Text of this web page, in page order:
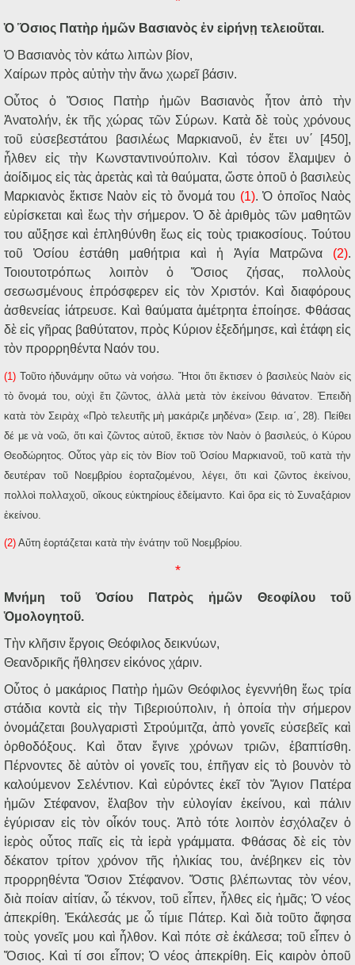
Ὁ Ὅσιος Πατὴρ ἡμῶν Βασιανὸς ἐν εἰρήνῃ τελειοῦται.
Ὁ Βασιανὸς τὸν κάτω λιπὼν βίον,
Χαίρων πρὸς αὐτὴν τὴν ἄνω χωρεῖ βάσιν.
Οὗτος ὁ Ὅσιος Πατὴρ ἡμῶν Βασιανὸς ἦτον ἀπὸ τὴν
Ἀνατολήν, ἐκ τῆς χώρας τῶν Σύρων. Κατὰ δὲ τοὺς χρόνους
τοῦ εὐσεβεστάτου βασιλέως Μαρκιανοῦ, ἐν ἔτει υν΄ [450],
ἦλθεν εἰς τὴν Κωνσταντινούπολιν. Καὶ τόσον ἔλαμψεν ὁ
ἀοίδιμος εἰς τὰς ἀρετὰς καὶ τὰ θαύματα, ὥστε ὁποῦ ὁ βασιλεὺς
Μαρκιανὸς ἔκτισε Ναὸν εἰς τὸ ὄνομά του (1). Ὁ ὁποῖος Ναὸς
εὑρίσκεται καὶ ἕως τὴν σήμερον. Ὁ δὲ ἀριθμὸς τῶν μαθητῶν
του αὔξησε καὶ ἐπληθύνθη ἕως εἰς τοὺς τριακοσίους. Τούτου
τοῦ Ὁσίου ἐστάθη μαθήτρια καὶ ἡ Ἁγία Ματρῶνα (2).
Τοιουτοτρόπως λοιπὸν ὁ Ὅσιος ζήσας, πολλοὺς
σεσωσμένους ἐπρόσφερεν εἰς τὸν Χριστόν. Καὶ διαφόρους
ἀσθενείας ἰάτρευσε. Καὶ θαύματα ἀμέτρητα ἐποίησε. Φθάσας
δὲ εἰς γῆρας βαθύτατον, πρὸς Κύριον ἐξεδήμησε, καὶ ἐτάφη εἰς
τὸν προρρηθέντα Ναόν του.
(1) Τοῦτο ἠδυνάμην οὕτω νὰ νοήσω. Ἤτοι ὅτι ἔκτισεν ὁ βασιλεὺς Ναὸν εἰς
τὸ ὄνομά του, οὐχὶ ἔτι ζῶντος, ἀλλὰ μετὰ τὸν ἐκείνου θάνατον. Ἐπειδὴ
κατὰ τὸν Σειρὰχ «Πρὸ τελευτῆς μὴ μακάριζε μηδένα» (Σειρ. ια΄, 28). Πείθει
δέ με νὰ νοῶ, ὅτι καὶ ζῶντος αὐτοῦ, ἔκτισε τὸν Ναὸν ὁ βασιλεύς, ὁ Κύρου
Θεοδώρητος. Οὗτος γὰρ εἰς τὸν Βίον τοῦ Ὁσίου Μαρκιανοῦ, τοῦ κατὰ τὴν
δευτέραν τοῦ Νοεμβρίου ἑορταζομένου, λέγει, ὅτι καὶ ζῶντος ἐκείνου,
πολλοὶ πολλαχοῦ, οἴκους εὐκτηρίους ἐδείμαντο. Καὶ ὅρα εἰς τὸ Συναξάριον
ἐκείνου.
(2) Αὕτη ἑορτάζεται κατὰ τὴν ἐνάτην τοῦ Νοεμβρίου.
*
Μνήμη τοῦ Ὁσίου Πατρὸς ἡμῶν Θεοφίλου τοῦ
Ὁμολογητοῦ.
Τὴν κλῆσιν ἔργοις Θεόφιλος δεικνύων,
Θεανδρικῆς ἤθλησεν εἰκόνος χάριν.
Οὗτος ὁ μακάριος Πατὴρ ἡμῶν Θεόφιλος ἐγεννήθη ἕως τρία
στάδια κοντὰ εἰς τὴν Τιβεριούπολιν, ἡ ὁποία τὴν σήμερον
ὀνομάζεται βουλγαριστὶ Στρούμιτζα, ἀπὸ γονεῖς εὐσεβεῖς καὶ
ὀρθοδόξους. Καὶ ὅταν ἔγινε χρόνων τριῶν, ἐβαπτίσθη.
Πέρνοντες δὲ αὐτὸν οἱ γονεῖς του, ἐπῆγαν εἰς τὸ βουνὸν τὸ
καλούμενον Σελέντιον. Καὶ εὑρόντες ἐκεῖ τὸν Ἅγιον Πατέρα
ἡμῶν Στέφανον, ἔλαβον τὴν εὐλογίαν ἐκείνου, καὶ πάλιν
ἐγύρισαν εἰς τὸν οἶκόν τους. Ἀπὸ τότε λοιπὸν ἐσχόλαζεν ὁ
ἱερὸς οὗτος παῖς εἰς τὰ ἱερὰ γράμματα. Φθάσας δὲ εἰς τὸν
δέκατον τρίτον χρόνον τῆς ἡλικίας του, ἀνέβηκεν εἰς τὸν
προρρηθέντα Ὅσιον Στέφανον. Ὅστις βλέπωντας τὸν νέον,
διὰ ποίαν αἰτίαν, ὦ τέκνον, τοῦ εἶπεν, ἦλθες εἰς ἡμᾶς; Ὁ νέος
ἀπεκρίθη. Ἐκάλεσάς με ὦ τίμιε Πάτερ. Καὶ διὰ τοῦτο ἄφησα
τοὺς γονεῖς μου καὶ ἦλθον. Καὶ πότε σὲ ἐκάλεσα; τοῦ εἶπεν ὁ
Ὅσιος. Καὶ τί σοι εἶπον; Ὁ νέος ἀπεκρίθη. Εἰς καιρὸν ὁποῦ